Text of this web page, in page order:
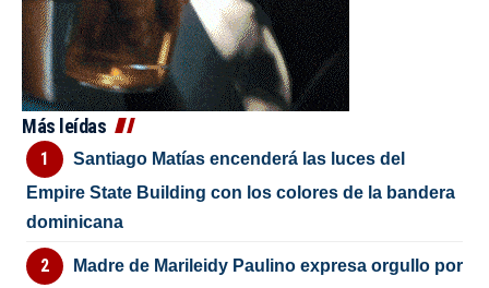
Más leídas
Santiago Matías encenderá las luces del
Empire State Building con los colores de la bandera
dominicana
Madre de Marileidy Paulino expresa orgullo por